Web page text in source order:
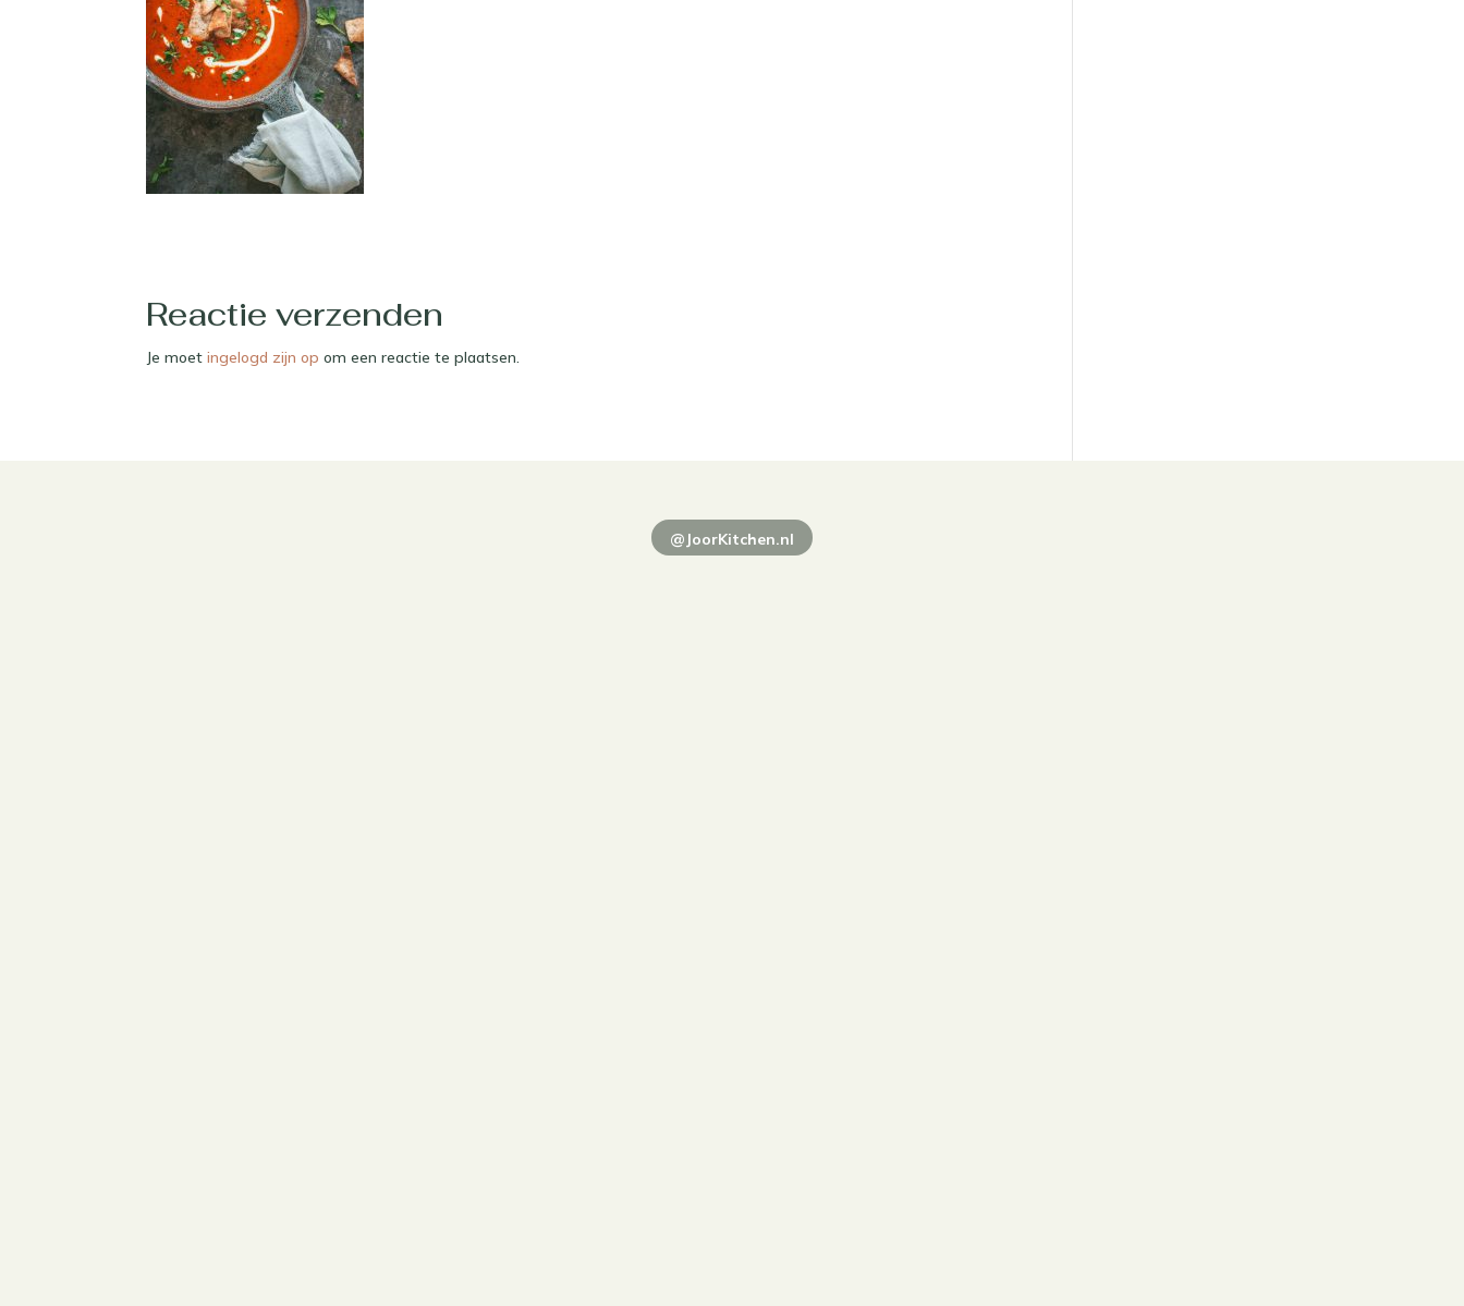
Reactie verzenden
Je moetingelogd zijn op om een reactie te plaatsen.
@JoorKitchen.nl